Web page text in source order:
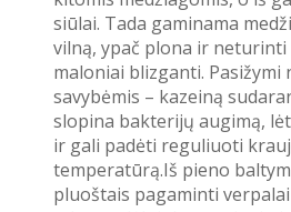
siūlai. Tada gaminama
vilną, ypač plona ir
maloniai blizganti. Pasižymi
savybėmis – kazeiną
slopina bakterijų augimą,
ir gali padėti reguliuoti
temperatūrą.Iš pieno
pluoštais pagaminti